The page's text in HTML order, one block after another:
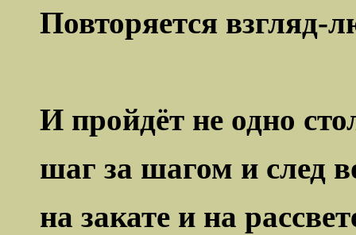
Повторяется взгляд-
И пройдёт не одно
шаг за шагом и след
на закате и на